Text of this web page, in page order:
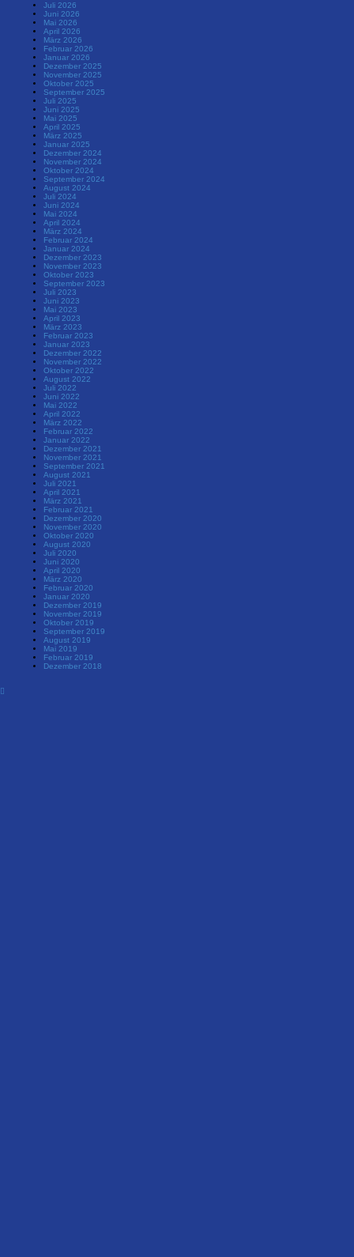
Juli 2026
Juni 2026
Mai 2026
April 2026
März 2026
Februar 2026
Januar 2026
Dezember 2025
November 2025
Oktober 2025
September 2025
Juli 2025
Juni 2025
Mai 2025
April 2025
März 2025
Januar 2025
Dezember 2024
November 2024
Oktober 2024
September 2024
August 2024
Juli 2024
Juni 2024
Mai 2024
April 2024
März 2024
Februar 2024
Januar 2024
Dezember 2023
November 2023
Oktober 2023
September 2023
Juli 2023
Juni 2023
Mai 2023
April 2023
März 2023
Februar 2023
Januar 2023
Dezember 2022
November 2022
Oktober 2022
August 2022
Juli 2022
Juni 2022
Mai 2022
April 2022
März 2022
Februar 2022
Januar 2022
Dezember 2021
November 2021
September 2021
August 2021
Juli 2021
April 2021
März 2021
Februar 2021
Dezember 2020
November 2020
Oktober 2020
August 2020
Juli 2020
Juni 2020
April 2020
März 2020
Februar 2020
Januar 2020
Dezember 2019
November 2019
Oktober 2019
September 2019
August 2019
Mai 2019
Februar 2019
Dezember 2018